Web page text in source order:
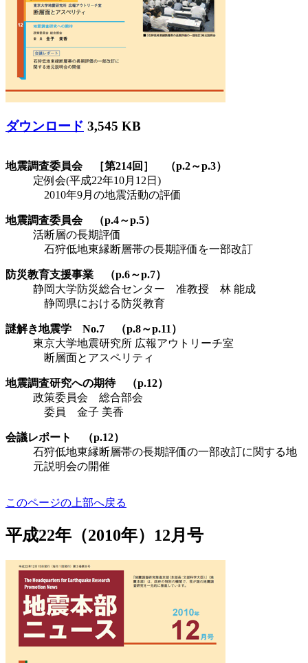
ダウンロード 3,545 KB
地震調査委員会 ［第214回］ （p.2～p.3）
定例会(平成22年10月12日)
2010年9月の地震活動の評価
地震調査委員会 （p.4～p.5）
活断層の長期評価
石狩低地東縁断層帯の長期評価を一部改訂
防災教育支援事業 （p.6～p.7）
静岡大学防災総合センター 准教授 林 能成
静岡県における防災教育
謎解き地震学 No.7 （p.8～p.11）
東京大学地震研究所 広報アウトリーチ室
断層面とアスペリティ
地震調査研究への期待 （p.12）
政策委員会 総合部会
委員 金子 美香
会議レポート （p.12）
石狩低地東縁断層帯の長期評価の一部改訂に関する地
元説明会の開催
このページの上部へ戻る
平成22年（2010年）12月号